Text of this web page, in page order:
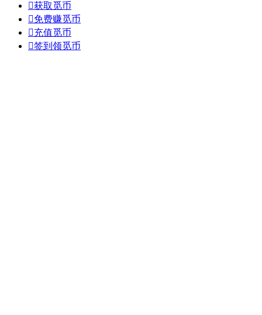
获取觅币
免费赚觅币
充值觅币
签到领觅币